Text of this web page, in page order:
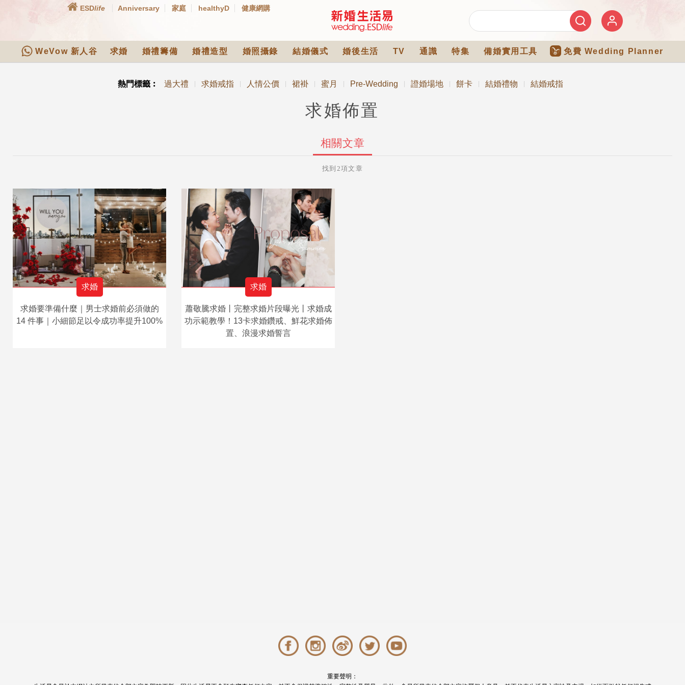
ESDlife Anniversary 家庭 healthyD 健康網購
WeVow 新人谷 求婚 婚禮籌備 婚禮造型 婚照攝錄 結婚儀式 婚後生活 TV 通識 特集 備婚實用工具 免費 Wedding Planner
熱門標籤︰ 過大禮 求婚戒指 人情公價 裙褂 蜜月 Pre-Wedding 證婚場地 餅卡 結婚禮物 結婚戒指
求婚佈置
相關文章
找到2項文章
求婚
求婚要準備什麼｜男士求婚前必須做的
14 件事｜小細節足以令成功率提升100%
求婚
蕭敬騰求婚丨完整求婚片段曝光丨求婚成
功示範教學！13卡求婚鑽戒、鮮花求婚佈
置、浪漫求婚誓言
重要聲明：